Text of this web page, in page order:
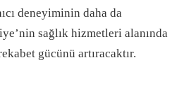
deneyiminin daha da
sağlık hizmetleri alanında
gücünü artıracaktır.